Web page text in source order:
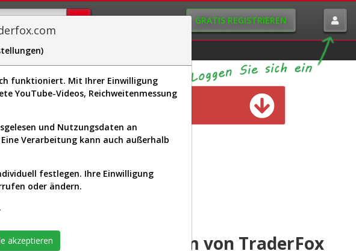
GRATIS REGISTRIEREN
Visualizations
Kunden verfügbar
TERMINAL
Plattform von TraderFox
funktioniert. Mit Ihrer Einwilligung
YouTube-Videos, Reichweitenmessung
und Nutzungsdaten an
Verarbeitung kann auch außerhalb
festlegen. Ihre Einwilligung
oder ändern.
.
akzeptieren